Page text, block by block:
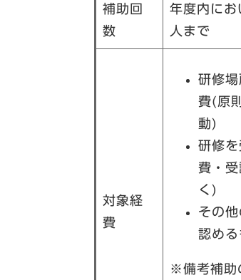
補助回
数
年度内に
人まで
対象経
費
研修
費(原
動)
研修を
費・
く)
その
認める
※備考補助